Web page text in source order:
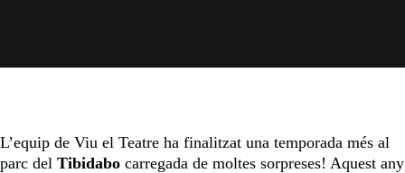
L’equip de Viu el Teatre ha finalitzat una temporada més al
parc del Tibidabo carregada de moltes sorpreses! Aquest any